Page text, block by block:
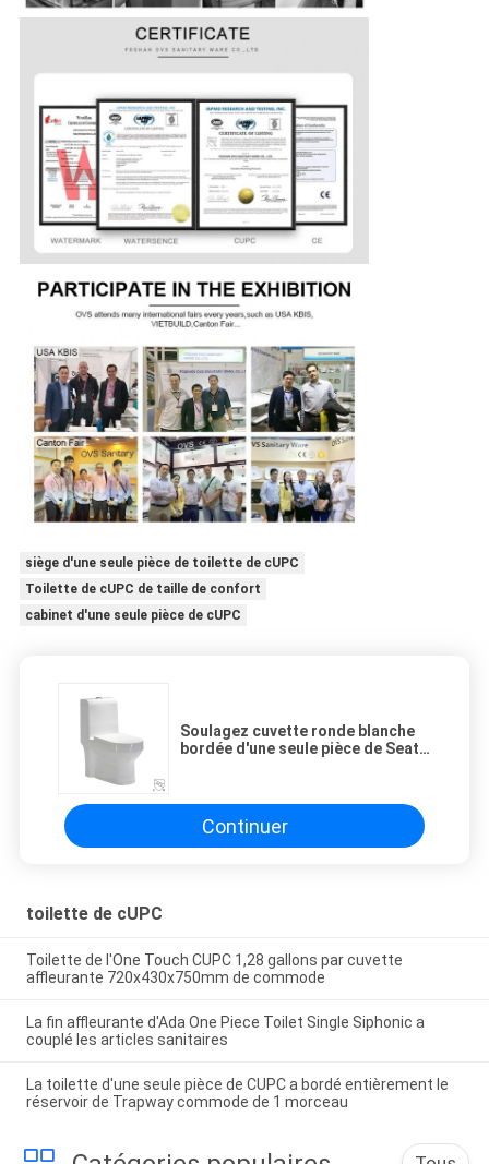
siège d'une seule pièce de toilette de cUPC
Toilette de cUPC de taille de confort
cabinet d'une seule pièce de cUPC
Soulagez cuvette ronde blanche
bordée d'une seule pièce de Seat
Continuer
toilette de cUPC
Toilette de l'One Touch CUPC 1,28 gallons par cuvette
affleurante 720x430x750mm de commode
La fin affleurante d'Ada One Piece Toilet Single Siphonic a
couplé les articles sanitaires
La toilette d'une seule pièce de CUPC a bordé entièrement le
réservoir de Trapway commode de 1 morceau